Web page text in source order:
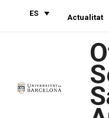
ES Actualitat